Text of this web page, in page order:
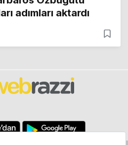
adımları aktardı